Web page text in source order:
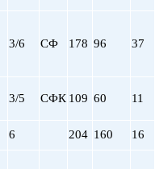
Пролетарская
Садовая
Спортивная
3/6 СФ 178 96 37
3/5 СФК 109 60 11
6 204 160 16